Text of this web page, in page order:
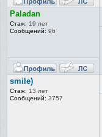
Paladan
Стаж: 19 лет
Сообщений: 96
smile)
Стаж: 13 лет
Сообщений: 3757